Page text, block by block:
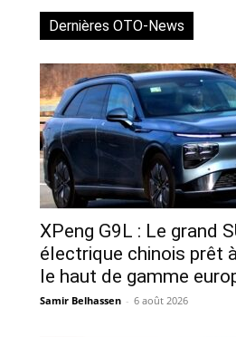
Dernières OTO-News
XPeng G9L : Le grand
électrique chinois prêt
le haut de gamme
Samir Belhassen - 6 août 2026